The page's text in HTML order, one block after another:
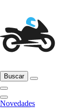
Buscar
Novedades